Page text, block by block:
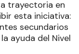
trayectoria en
esta iniciativa:
secundarios
ayuda del Nivel